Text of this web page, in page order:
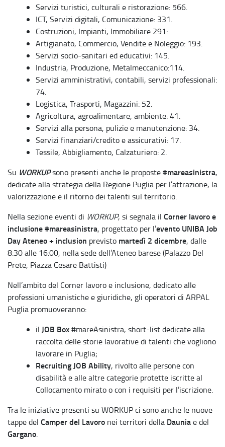
Servizi turistici, culturali e ristorazione: 566.
ICT, Servizi digitali, Comunicazione: 331.
Costruzioni, Impianti, Immobiliare 291:
Artigianato, Commercio, Vendite e Noleggio: 193.
Servizi socio-sanitari ed educativi: 145.
Industria, Produzione, Metalmeccanico:114.
Servizi amministrativi, contabili, servizi professionali:
74.
Logistica, Trasporti, Magazzini: 52.
Agricoltura, agroalimentare, ambiente: 41.
Servizi alla persona, pulizie e manutenzione: 34.
Servizi finanziari/credito e assicurativi: 17.
Tessile, Abbigliamento, Calzaturiero: 2.
Su WORKUPsono presenti anche le proposte#mareasinistra,
dedicate alla strategia della Regione Puglia per l’attrazione, la
valorizzazione e il ritorno dei talenti sul territorio.
Nella sezione eventi di WORKUP, si segnala il Corner lavoro e
inclusione #mareasinistra, progettato per l’evento UNIBA Job
Day Ateneo + inclusion previsto martedì 2 dicembre, dalle
8:30 alle 16:00, nella sede dell’Ateneo barese (Palazzo Del
Prete, Piazza Cesare Battisti)
Nell’ambito del Corner lavoro e inclusione, dedicato alle
professioni umanistiche e giuridiche, gli operatori di ARPAL
Puglia promuoveranno:
il JOB Box#mareAsinistra, short-list dedicate alla
raccolta delle storie lavorative di talenti che vogliono
lavorare in Puglia;
Recruiting JOB Ability, rivolto alle persone con
disabilità e alle altre categorie protette iscritte al
Collocamento mirato o con i requisiti per l’iscrizione.
Tra le iniziative presenti su WORKUP ci sono anche le nuove
tappe del Camper del Lavoro nei territori della Dauniae del
Gargano.